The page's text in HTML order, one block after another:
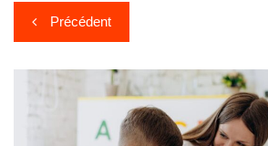
Navigation
de
l’article
Précédent